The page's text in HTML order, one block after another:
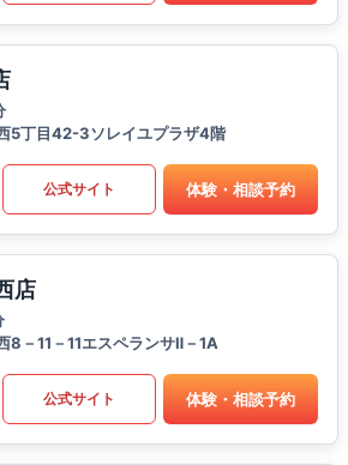
5丁目42-3ソレイユプラザ4階
公式サイト 体験・相談予約
店
8－11－11エスペランサⅡ－1A
公式サイト 体験・相談予約